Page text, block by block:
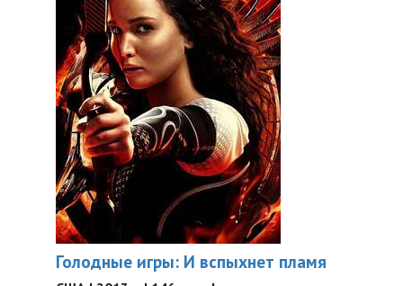
Голодные игры: И вспыхнет пламя